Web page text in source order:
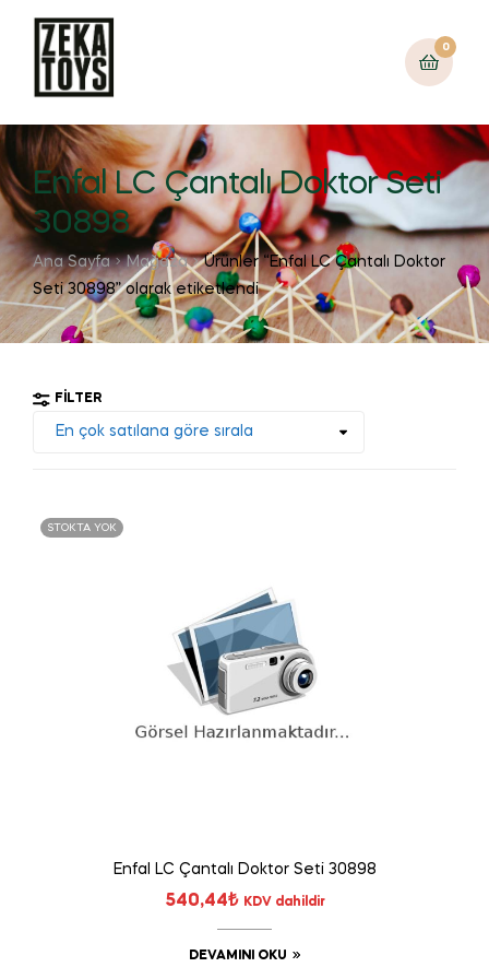
0
Enfal LC Çantalı Doktor Seti
30898
Ana Sayfa Mağaza
Ürünler “Enfal LC Çantalı Doktor
Seti 30898” olarak etiketlendi
FILTER
STOKTA YOK
Enfal LC Çantalı Doktor Seti 30898
540,44₺ KDV dahildir
DEVAMINI OKU